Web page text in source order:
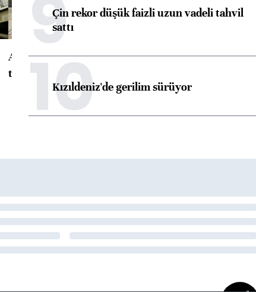
ABD'de konut başlangıçları
toparlandı
9Çin rekor düşük faizli uzun vadeli tahvil
sattı
10
Kızıldeniz'de gerilim sürüyor